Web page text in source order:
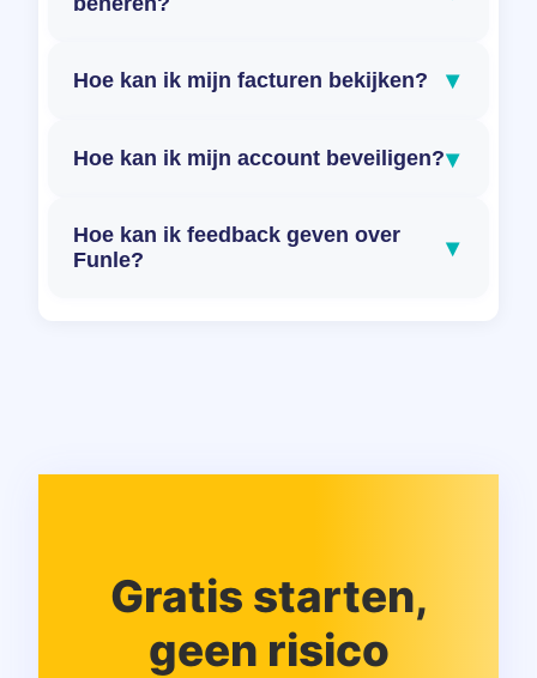
Hoe kan ik mijn facturen bekijken? ▾
Hoe kan ik mijn account beveiligen?▾
Hoe kan ik feedback geven over
Funle?
▾
Gratis starten,
geen risico